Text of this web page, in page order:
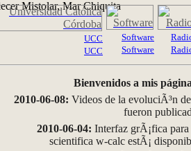
UCC
UCC
Software
Software
Bienvenidos a mis
2010-06-08: Videos de la evoluciÃ³n
fueron
2010-06-04: Interfaz grÃ¡fica
scientifica w-calc estÃ¡